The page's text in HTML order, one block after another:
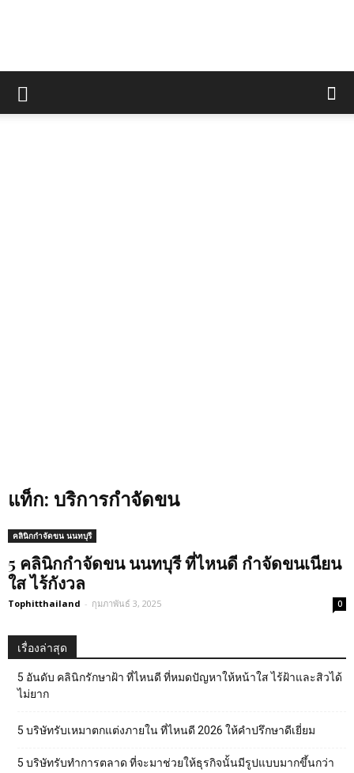
แท็ก: บริการกำจัดขน
คลินิกกำจัดขน นนทบุรี
5 คลินิกกำจัดขน นนทบุรี ที่ไหนดี กำจัดขนเนียน
ใส ไร้กังวล
Tophitthailand - กุมภาพันธ์ 3, 2025 0
เรื่องล่าสุด
5 อันดับ คลินิกรักษาฝ้า ที่ไหนดี ที่หมดปัญหาให้หน้าใส ไร้ฝ้าและสิวได้
ไม่ยาก
5 บริษัทรับเหมาตกแต่งภายใน ที่ไหนดี 2026 ให้คำปรึกษาดีเยี่ยม
5 บริษัทรับทำการตลาด ที่จะมาช่วยให้ธุรกิจนั้นมีรูปแบบมากขึ้นกว่า